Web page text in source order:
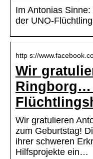
Im Antonias
der UNO-
http s://
Wir
Ringborg…
Wir gratulieren
zum Geburtstag!
ihrer schweren
Hilfsprojekte ein…